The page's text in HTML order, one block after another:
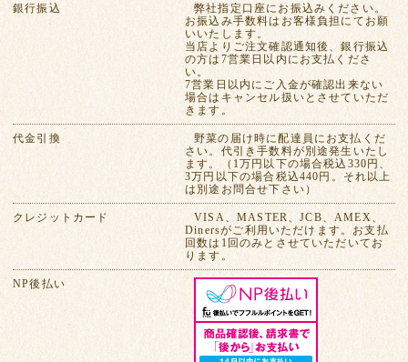
銀行振込
弊社指定口座にお振込みください。
お振込み手数料はお客様負担にてお願
いいたします。
当店よりご注文確認通知後、銀行振込
の方は7営業日以内にお支払くださ
い。
7営業日以内にご入金が確認出来ない
場合はキャンセル扱いとさせていただ
きます。
代金引換
野菜の届け時に配達員にお支払くだ
さい。代引き手数料が別途発生いたし
ます。（1万円以下の場合税込330円、
3万円以下の場合税込440円。それ以上
は別途お問合せ下さい）
クレジットカード
VISA、MASTER、JCB、AMEX、
Dinersがご利用いただけます。お支払
回数は1回のみとさせていただいてお
ります。
NP後払い